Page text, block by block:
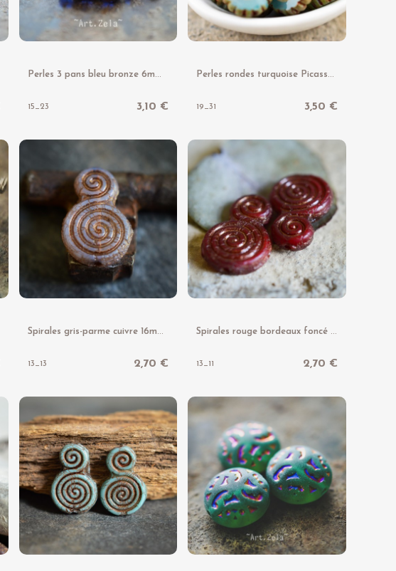
P
erles 3 pans bleu bronze 6mm X20 Perles verre tchèque transparent
15_23 3,10 €
P
erles rondes turquoise Picasso 12mm X5 Perles verre tchèque
19_31 3,50 €
13_13 2,70 € 13_11 2,70 €